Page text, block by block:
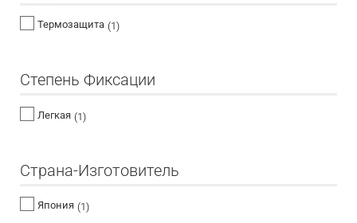
Термозащита (1)
Степень Фиксации
Легкая (1)
Страна-Изготовитель
Япония (1)